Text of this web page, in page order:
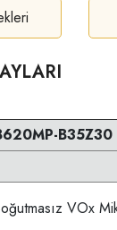
VOx